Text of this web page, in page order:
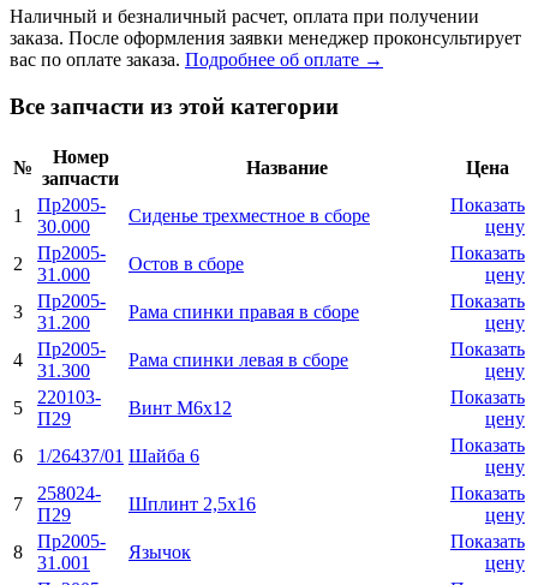
Наличный и безналичный расчет, оплата при получении
заказа. После оформления заявки менеджер проконсультирует
вас по оплате заказа. Подробнее об оплате →
Все запчасти из этой категории
№
Номер
запчасти
Название Цена
1
Пр2005-
30.000
Сиденье трехместное в сборе
Показать
цену
2
Пр2005-
31.000
Остов в сборе
Показать
цену
3
Пр2005-
31.200
Рама спинки правая в сборе
Показать
цену
4
Пр2005-
31.300
Рама спинки левая в сборе
Показать
цену
5
220103-
П29
Винт М6х12
Показать
цену
6
1/26437/01 Шайба 6
Показать
цену
7
258024-
П29
Шплинт 2,5х16
Показать
цену
8
Пр2005-
31.001
Язычок
Показать
цену